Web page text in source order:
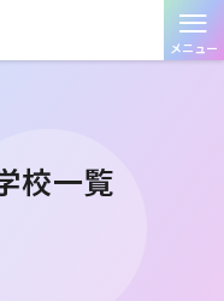
≡
メニュー
校一覧